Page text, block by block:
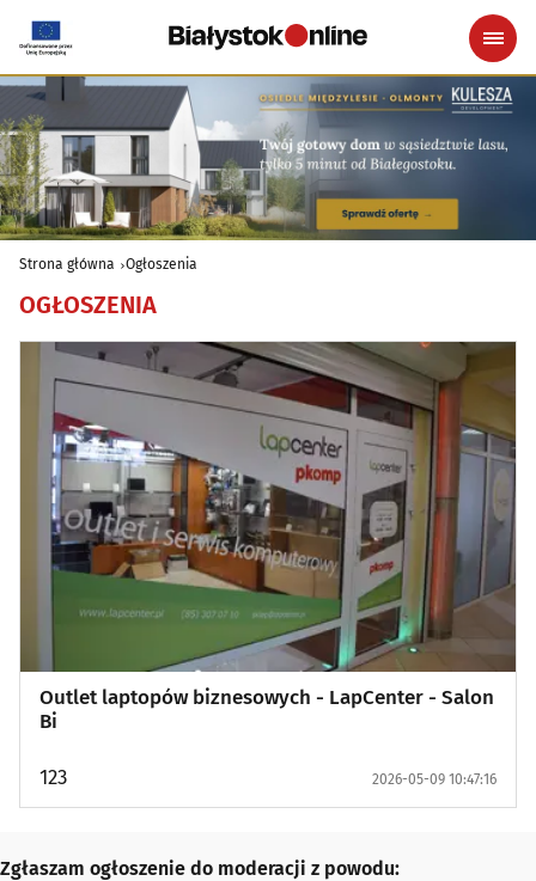
Strona główna Ogłoszenia
OGŁOSZENIA
Outlet laptopów biznesowych - LapCenter - Salon
Bi
123 2026-05-09 10:47:16
Zgłaszam ogłoszenie do moderacji z powodu:
Zgłaszam ogłoszenie do moderacji z powodu: